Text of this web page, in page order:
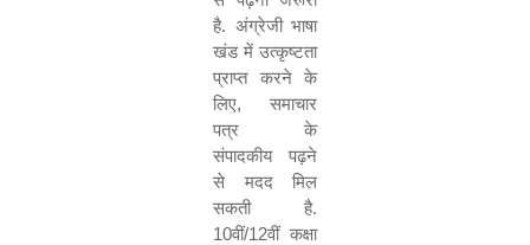
है. अंग्रेजी भाषा
खंड में उत्कृष्टता
प्राप्त करने के
लिए, समाचार
पत्र के
संपादकीय पढ़ने
से मदद मिल
सकती है.
10वीं/12वीं कक्षा